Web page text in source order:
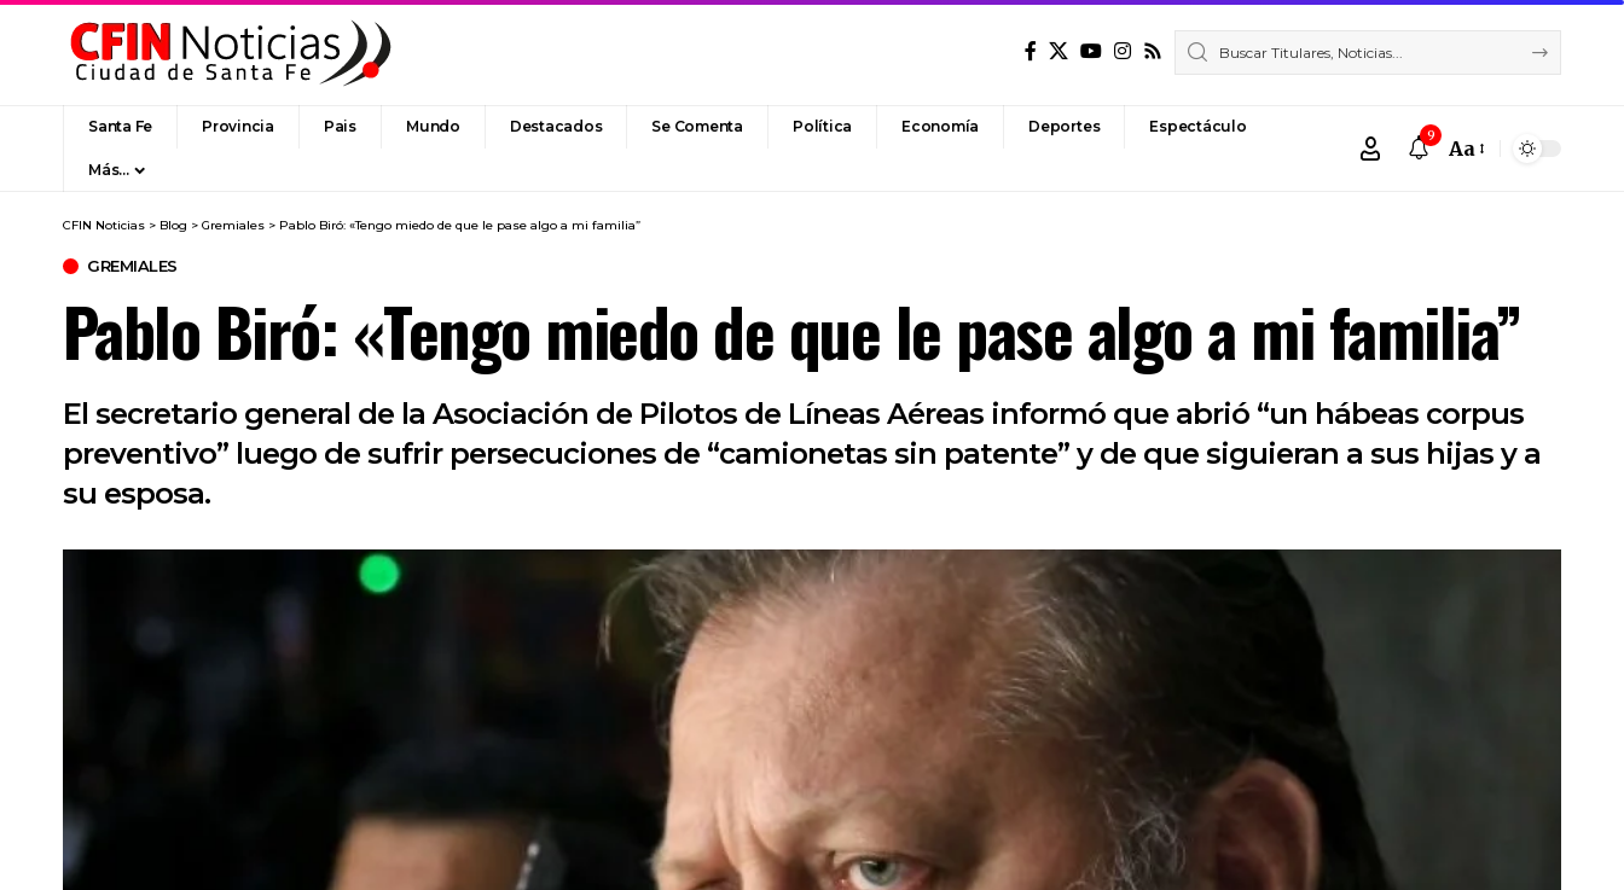
Santa Fe Provincia Pais Mundo Destacados Se Comenta Política Economía Deportes Espectáculo
Más…
9
Font
Aa
CFIN Noticias > Blog > Gremiales > Pablo Biró: «Tengo miedo de que le pase algo a mi familia”
GREMIALES
Pablo Biró: «Tengo miedo de que le pase algo a mi familia”
El secretario general de la Asociación de Pilotos de Líneas Aéreas informó que abrió “un hábeas corpus
preventivo” luego de sufrir persecuciones de “camionetas sin patente” y de que siguieran a sus hijas y a
su esposa.